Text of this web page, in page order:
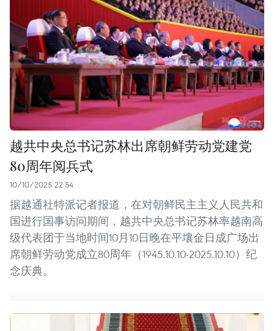
越共中央总书记苏林出席朝鲜劳动党建党
80周年阅兵式
10/10/2025 22:54
据越通社特派记者报道，在对朝鲜民主主义人民共和
国进行国事访问期间，越共中央总书记苏林率越南高
级代表团于当地时间10月10日晚在平壤金日成广场出
席朝鲜劳动党成立80周年（1945.10.10-2025.10.10）纪
念庆典。